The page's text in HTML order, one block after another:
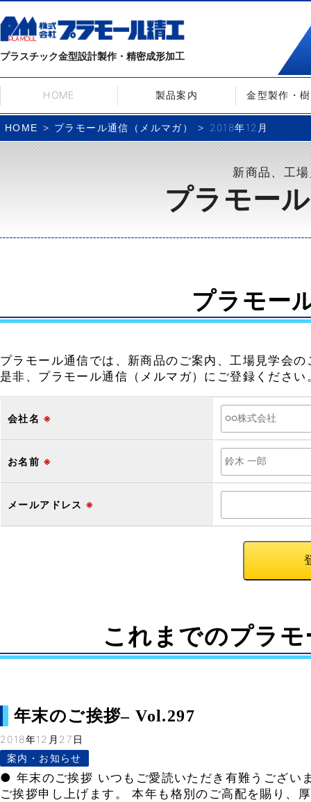
プラスチック金型設計製作・精密成形加工
HOME 製品案内 金型製作・
HOME プラモール通信（メルマガ） 2018年12月
新商品、工
プラモー
プラモー
プラモール通信では、新商品のご案内、工場見学会
是非、プラモール通信（メルマガ）にご登録ください
会社名 ※
お名前 ※
メールアドレス ※
これまでのプラ
年末のご挨拶– Vol.297
2018年12月27日
案内・お知らせ
● 年末のご挨拶 いつもご愛読いただき有難うござい
ご挨拶申し上げます。 本年も格別のご高配を賜り、